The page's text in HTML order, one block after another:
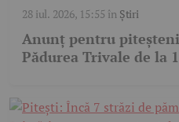
28 iul. 2026, 15:55 în Știri
Anunț pentru
Pădurea Trivale de la